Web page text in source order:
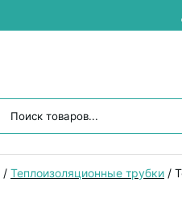
/ Теплоизоляционные трубки /